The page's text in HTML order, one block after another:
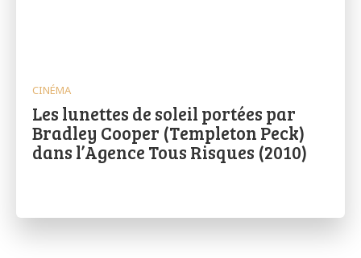
CINÉMA
Les lunettes de soleil portées par
Bradley Cooper (Templeton Peck)
dans l’Agence Tous Risques (2010)